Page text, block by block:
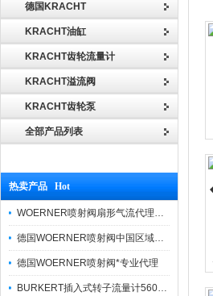
德国KRACHT
KRACHT油缸
KRACHT齿轮流量计
KRACHT溢流阀
KRACHT齿轮泵
全部产品列表
热卖产品 Hot
WOERNER喷射阀扇形气流代理品牌价格优势
德国WOERNER喷射阀中国区域优势报价
德国WOERNER喷射阀*专业代理
BURKERT插入式转子流量计560860货真价实